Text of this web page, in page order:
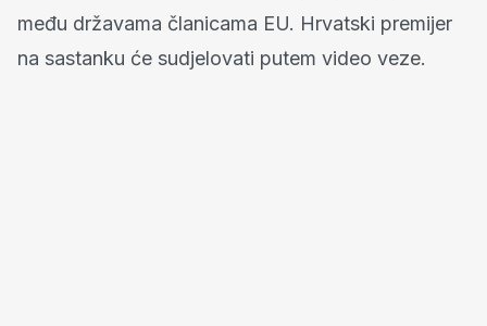
među državama članicama EU. Hrvatski premijer
na sastanku će sudjelovati putem video veze.